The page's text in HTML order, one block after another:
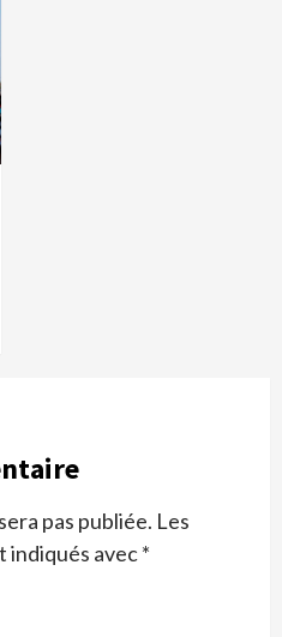
pas publiée. Les
indiqués avec*